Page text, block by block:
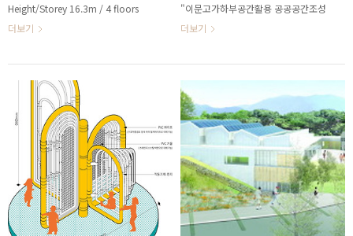
Height/Storey 16.3m / 4 floors
Building area 79.1 m² Gross floor
Concrete Exterior finishing FCB /
Exposed Concrete Design period
2016.05 – 2016.08 Completion
date uncomplete Most of old city
centers in Korea have actual land
uses in discord with registered
properti..
더보기
"이문고가하부공간활용 공공공간조성
현상설계" 신청 안내를 받았을 때, 외
될 것 같고 동시에 대학과 같은 지역구
내에 위치하여 지역연계형 설계를 진행
해보고 싶은 생각에 신청하였다. 그리
고 지명받았을 때에는 개인적인 욕심들
은 접고, 지역과 서울시립대 내에 있는
훌륭한 전문가들 간의 협업을 진행하는
과정을 전개해보고 싶어, 각 전공 교수
님들께 접수 직전 말씀드리고 하루 만
에 팀이 결성되었다. 짧은 기간 동안 아
이디어 중심의 제안을 진행하도록 요구
더보기